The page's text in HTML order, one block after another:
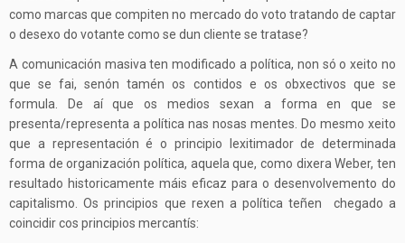
como marcas que compiten no mercado do voto tratando de captar
o desexo do votante como se dun cliente se tratase?
A comunicación masiva ten modificado a política, non só o xeito no
que se fai, senón tamén os contidos e os obxectivos que se
formula. De aí que os medios sexan a forma en que se
presenta/representa a política nas nosas mentes. Do mesmo xeito
que a representación é o principio lexitimador de determinada
forma de organización política, aquela que, como dixera Weber, ten
resultado historicamente máis eficaz para o desenvolvemento do
capitalismo. Os principios que rexen a política teñen chegado a
coincidir cos principios mercantís: